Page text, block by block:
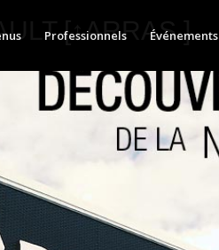
Professionnels Événements
[↕ARRAS ]